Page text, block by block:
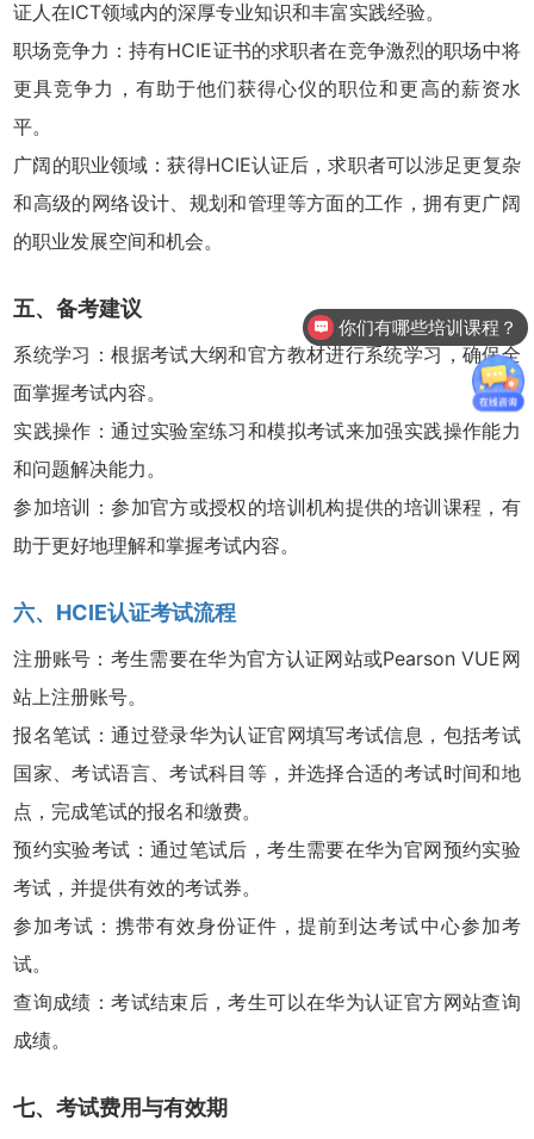
证人在ICT领域内的深厚专业知识和丰富实践经验。
职场竞争力：持有HCIE证书的求职者在竞争激烈的职场中将
更具竞争力，有助于他们获得心仪的职位和更高的薪资水
平。
广阔的职业领域：获得HCIE认证后，求职者可以涉足更复杂
和高级的网络设计、规划和管理等方面的工作，拥有更广阔
的职业发展空间和机会。
五、备考建议
系统学习：根据考试大纲和官方教材进行系统学习，确保全
面掌握考试内容。
实践操作：通过实验室练习和模拟考试来加强实践操作能力
和问题解决能力。
参加培训：参加官方或授权的培训机构提供的培训课程，有
助于更好地理解和掌握考试内容。
六、HCIE认证考试流程
注册账号：考生需要在华为官方认证网站或Pearson VUE网
站上注册账号。
报名笔试：通过登录华为认证官网填写考试信息，包括考试
国家、考试语言、考试科目等，并选择合适的考试时间和地
点，完成笔试的报名和缴费。
预约实验考试：通过笔试后，考生需要在华为官网预约实验
考试，并提供有效的考试券。
参加考试：携带有效身份证件，提前到达考试中心参加考
试。
查询成绩：考试结束后，考生可以在华为认证官方网站查询
成绩。
七、考试费用与有效期
你们有哪些培训课程？